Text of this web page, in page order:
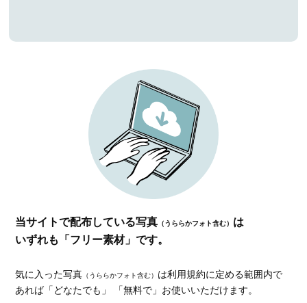
当サイトで配布している写真 （うららかフォト含む） は
いずれも「フリー素材」です。
気に入った写真 （うららかフォト含む） は利用規約に定める範囲内で
あれば「どなたでも」 「無料で」お使いいただけます。